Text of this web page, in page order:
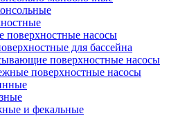
поверхностные насосы
для бассейна
поверхностные насосы
поверхностные насосы
и фекальные